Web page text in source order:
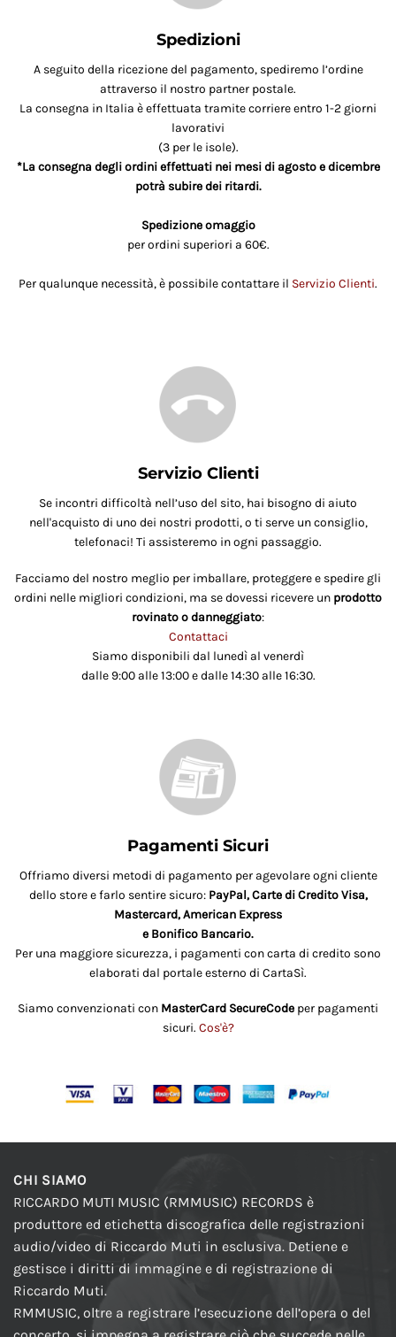
Spedizioni
A seguito della ricezione del pagamento, spediremo l’ordine
attraverso il nostro partner postale.
La consegna in Italia è effettuata tramite corriere entro 1-2 giorni
lavorativi
(3 per le isole).
*La consegna degli ordini effettuati nei mesi di agosto e dicembre
potrà subire dei ritardi.
Spedizione omaggio
per ordini superiori a 60€.
Per qualunque necessità, è possibile contattare il Servizio Clienti.
Servizio Clienti
Se incontri difficoltà nell’uso del sito, hai bisogno di aiuto
nell'acquisto di uno dei nostri prodotti, o ti serve un consiglio,
telefonaci! Ti assisteremo in ogni passaggio.
Facciamo del nostro meglio per imballare, proteggere e spedire gli
ordini nelle migliori condizioni, ma se dovessi ricevere un prodotto
rovinato o danneggiato:
Contattaci
Siamo disponibili dal lunedì al venerdì
dalle 9:00 alle 13:00 e dalle 14:30 alle 16:30.
Pagamenti Sicuri
Offriamo diversi metodi di pagamento per agevolare ogni cliente
dello store e farlo sentire sicuro: PayPal, Carte di Credito Visa,
Mastercard, American Express
e Bonifico Bancario.
Per una maggiore sicurezza, i pagamenti con carta di credito sono
elaborati dal portale esterno di CartaSì.
Siamo convenzionati con MasterCard SecureCode per pagamenti
sicuri. Cos'è?
CHI SIAMO
RICCARDO MUTI MUSIC (RMMUSIC) RECORDS è
produttore ed etichetta discografica delle registrazioni
audio/video di Riccardo Muti in esclusiva. Detiene e
gestisce i diritti di immagine e di registrazione di
Riccardo Muti.
RMMUSIC, oltre a registrare l’esecuzione dell’opera o del